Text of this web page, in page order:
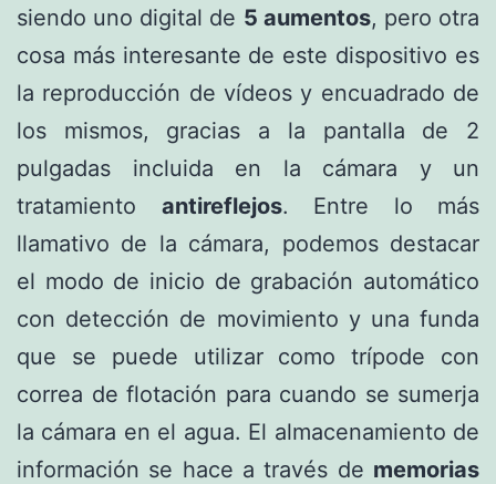
siendo uno digital de 5 aumentos, pero otra
cosa más interesante de este dispositivo es
la reproducción de vídeos y encuadrado de
los mismos, gracias a la pantalla de 2
pulgadas incluida en la cámara y un
tratamiento antireflejos. Entre lo más
llamativo de la cámara, podemos destacar
el modo de inicio de grabación automático
con detección de movimiento y una funda
que se puede utilizar como trípode con
correa de flotación para cuando se sumerja
la cámara en el agua. El almacenamiento de
información se hace a través de memorias